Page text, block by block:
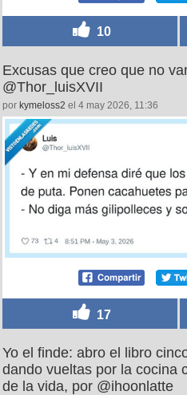
10
Excusas que creo que no
@Thor_luisXVII
por kymeloss2 el 4 may 2026, 11:36
17
Yo el finde: abro el libro
dando vueltas por la cocina
de la vida, por @ihoonlatte